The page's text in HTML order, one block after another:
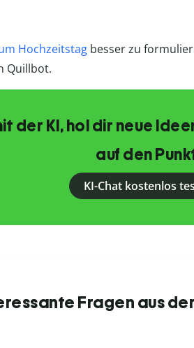
Hochzeitstagbesser zu
Quillbot.
der KI, hol dir neue
auf den
KI-Chat kostenlos
Fragen aus